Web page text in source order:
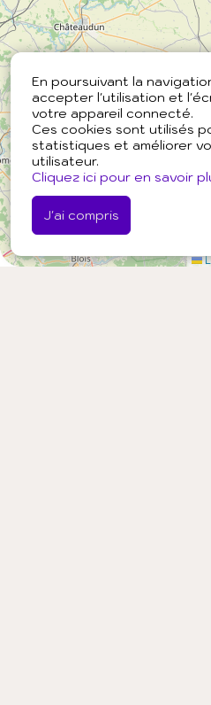
En poursuivant la
accepter l'utilisation et
votre appareil connecté.
Ces cookies sont utilisés
statistiques et améliorer
utilisateur.
Cliquez ici pour en savoir
J'ai compris